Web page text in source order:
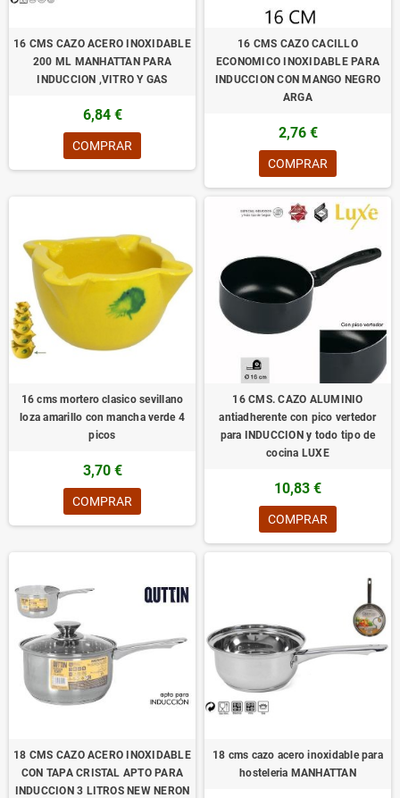
16 CMS CAZO ACERO INOXIDABLE
200 ML MANHATTAN PARA
INDUCCION ,VITRO Y GAS
6,84 €
COMPRAR
16 CMS CAZO CACILLO
ECONOMICO INOXIDABLE PARA
INDUCCION CON MANGO NEGRO
ARGA
2,76 €
COMPRAR
16 cms mortero clasico sevillano
loza amarillo con mancha verde 4
picos
3,70 €
COMPRAR
16 CMS. CAZO ALUMINIO
antiadherente con pico vertedor
para INDUCCION y todo tipo de
cocina LUXE
10,83 €
COMPRAR
18 CMS CAZO ACERO INOXIDABLE
CON TAPA CRISTAL APTO PARA
INDUCCION 3 LITROS NEW NERON
18 cms cazo acero inoxidable para
hosteleria MANHATTAN